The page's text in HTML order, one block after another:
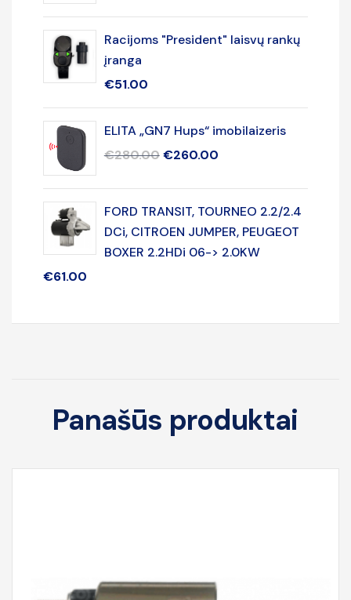
Racijoms "President" laisvų rankų
įranga
€51.00
ELITA „GN7 Hups“ imobilaizeris
€280.00 €260.00
FORD TRANSIT, TOURNEO 2.2/2.4
DCi, CITROEN JUMPER, PEUGEOT
BOXER 2.2HDi 06-> 2.0KW
€61.00
Panašūs produktai